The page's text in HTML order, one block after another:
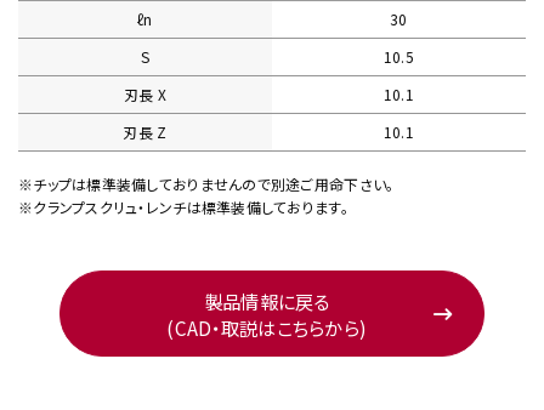
ℓn
30
S
10.5
刃長 X
10.1
刃長 Z
10.1
※チップは標準装備しておりませんので別途ご用命下さい。
※クランプスクリュ・レンチは標準装備しております。
製品情報に戻る
(CAD・取説はこちらから)